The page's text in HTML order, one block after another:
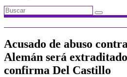
Acusado de abuso
Alemán será
confirma Del Castillo